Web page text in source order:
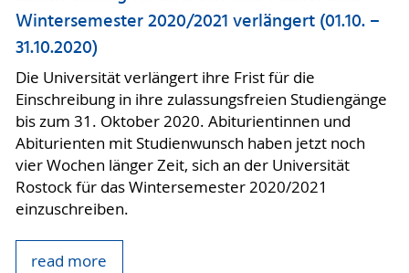
Wintersemester 2020/2021 verlängert (01.10. –
31.10.2020)
Die Universität verlängert ihre Frist für die
Einschreibung in ihre zulassungsfreien Studiengänge
bis zum 31. Oktober 2020. Abiturientinnen und
Abiturienten mit Studienwunsch haben jetzt noch
vier Wochen länger Zeit, sich an der Universität
Rostock für das Wintersemester 2020/2021
einzuschreiben.
read more